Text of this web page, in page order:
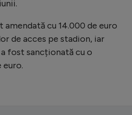
amendată cu 14.000 de euro
de acces pe stadion, iar
fost sancționată cu o
euro.